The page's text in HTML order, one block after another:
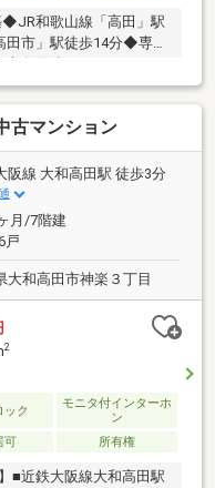
和歌山線「高田」駅
市」駅徒歩14分◆専用
日当り良好◆テラス面
㎡ ◆アルコーブ面積
暖房◆ペット飼育可
ッチン◆食器洗浄乾燥機
9月北側洋室2部屋クロ
古マンション
阪線 大和高田駅 徒歩3分
月/7階建
戸
大和高田市神楽３丁目
2
ック
モニタ付インターホ
ン
可 所有権
■近鉄大阪線大和高田駅